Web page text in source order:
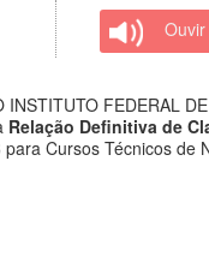
FEDERAL
Relação Definitiva de
Cursos Técnicos de